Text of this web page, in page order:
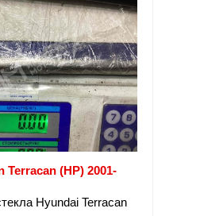
Terracan (HP) 2001-
Hyundai Terracan